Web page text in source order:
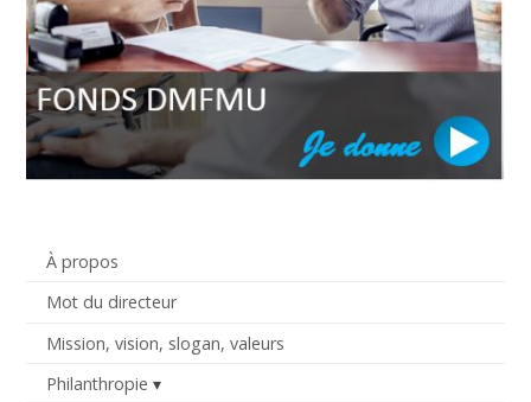
À propos
Mot du directeur
Mission, vision, slogan, valeurs
Philanthropie